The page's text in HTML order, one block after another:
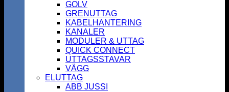
GOLV
GRENUTTAG
KABELHANTERING
KANALER
MODULER & UTTAG
QUICK CONNECT
UTTAGSSTAVAR
VÄGG
ELUTTAG
ABB JUSSI